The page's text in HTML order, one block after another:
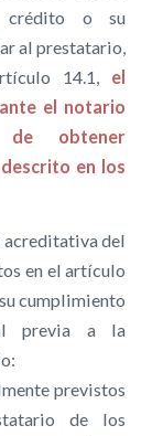
crédito o su
al prestatario,
14.1, el
el notario
obtener
en los
acreditativa del
en el artículo
cumplimiento
previa a la
previstos
de los